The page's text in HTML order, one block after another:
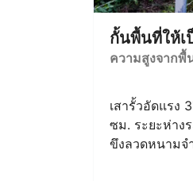
กั้นพื้นที่ให้
ความสูงจาก
เสารั้วอัดแรง
ซม. ระยะห่าง
ขึงลวดหนามจ